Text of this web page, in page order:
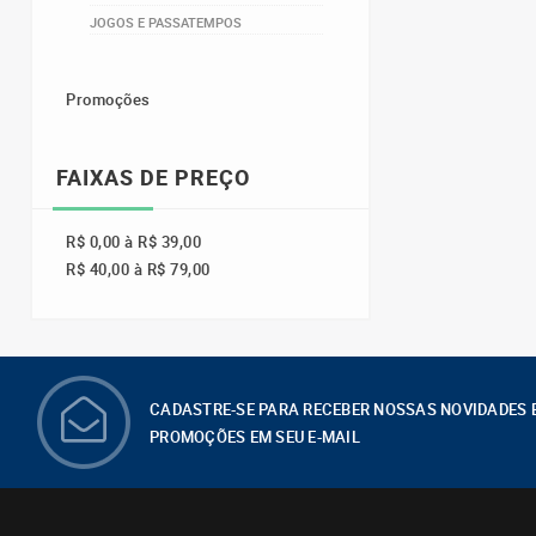
JOGOS E PASSATEMPOS
Promoções
FAIXAS DE PREÇO
R$ 0,00 à R$ 39,00
R$ 40,00 à R$ 79,00
CADASTRE-SE PARA RECEBER NOSSAS NOVIDADES
PROMOÇÕES EM SEU E-MAIL